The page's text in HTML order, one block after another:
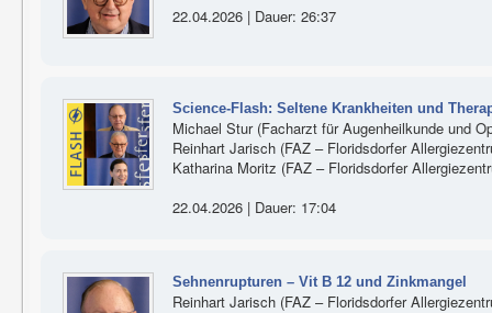
22.04.2026 | Dauer: 26:37
Science-Flash: Seltene Krankheiten und
Michael Stur (Facharzt für Augenheilkunde und
Reinhart Jarisch (FAZ – Floridsdorfer
Katharina Moritz (FAZ – Floridsdorfer
22.04.2026 | Dauer: 17:04
Sehnenrupturen – Vit B 12 und Zinkmangel
Reinhart Jarisch (FAZ – Floridsdorfer